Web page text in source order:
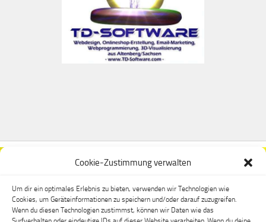
Cookie-Zustimmung verwalten
Um dir ein optimales Erlebnis zu bieten, verwenden wir Technologien wie
Cookies, um Geräteinformationen zu speichern und/oder darauf zuzugreifen.
Wenn du diesen Technologien zustimmst, können wir Daten wie das